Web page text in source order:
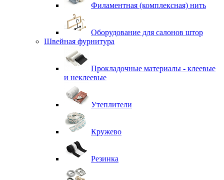
Филаментная (комплексная) нить
Оборудование для салонов штор
Швейная фурнитура
Прокладочные материалы - клеевые
и неклеевые
Утеплители
Кружево
Резинка